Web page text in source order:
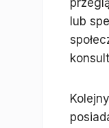
lub